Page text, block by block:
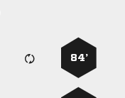
84’